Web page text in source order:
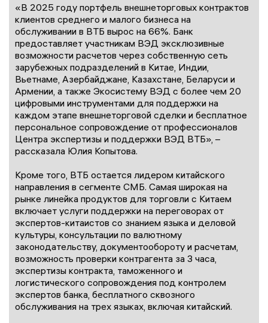
«В 2025 году портфель внешнеторговых контрактов
клиентов среднего и малого бизнеса на
обслуживании в ВТБ вырос на 66%. Банк
предоставляет участникам ВЭД эксклюзивные
возможности расчетов через собственную сеть
зарубежных подразделений в Китае, Индии,
Вьетнаме, Азербайджане, Казахстане, Беларуси и
Армении, а также Экосистему ВЭД с более чем 20
цифровыми инструментами для поддержки на
каждом этапе внешнеторговой сделки и бесплатное
персональное сопровождение от профессионалов
Центра экспертизы и поддержки ВЭД ВТБ», –
рассказала Юлия Копытова.
Кроме того, ВТБ остается лидером китайского
направления в сегменте СМБ. Самая широкая на
рынке линейка продуктов для торговли с Китаем
включает услуги поддержки на переговорах от
экспертов-китаистов со знанием языка и деловой
культуры, консультации по валютному
законодательству, документообороту и расчетам,
возможность проверки контрагента за 3 часа,
экспертизы контракта, таможенного и
логистического сопровождения под контролем
экспертов банка, бесплатного сквозного
обслуживания на трех языках, включая китайский.